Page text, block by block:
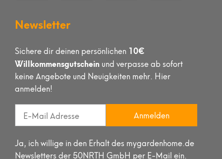
Newsletter
Sichere dir deinen persönlichen 10€
Willkommensgutschein und verpasse ab sofort
keine Angebote und Neuigkeiten mehr. Hier
anmelden!
Anmelden
Ja, ich willige in den Erhalt des mygardenhome.de
Newsletters der 50NRTH GmbH per E-Mail ein.